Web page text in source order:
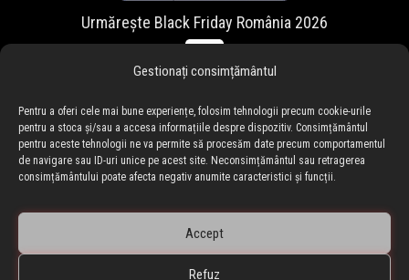
Gestionați consimțământul
Pentru a oferi cele mai bune experiențe, folosim tehnologii precum cookie-urile
pentru a stoca și/sau a accesa informațiile despre dispozitiv. Consimțământul
pentru aceste tehnologii ne va permite să procesăm date precum comportamentul
de navigare sau ID-uri unice pe acest site. Neconsimțământul sau retragerea
consimțământului poate afecta negativ anumite caracteristici și funcții.
Accept
Refuz
Urmărește Black Friday România 2026
🇷🇴 blackfriday.ro•🇧🇬 blackfriday.bg